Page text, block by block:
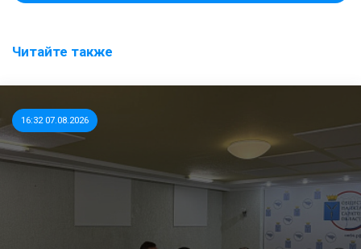
Читайте также
16:32 07.08.2026